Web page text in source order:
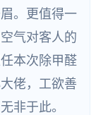
。更值得一
气对客人的
本次除甲醛
佬，工欲善
非于此。